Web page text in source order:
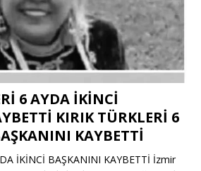
6 AYDA İKİNCİ
KIRIK TÜRKLERİ 6
KAYBETTİ
İKİNCİ BAŞKANINI KAYBETTİ İzmir